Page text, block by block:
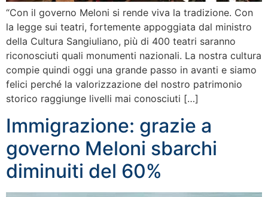
“Con il governo Meloni si rende viva la tradizione. Con
la legge sui teatri, fortemente appoggiata dal ministro
della Cultura Sangiuliano, più di 400 teatri saranno
riconosciuti quali monumenti nazionali. La nostra cultura
compie quindi oggi una grande passo in avanti e siamo
felici perché la valorizzazione del nostro patrimonio
storico raggiunge livelli mai conosciuti […]
Immigrazione: grazie a
governo Meloni sbarchi
diminuiti del 60%